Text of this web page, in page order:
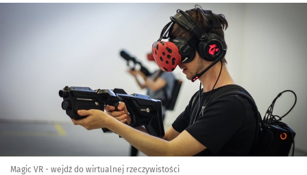
Magic VR - wejdź do wirtualnej rzeczywistości